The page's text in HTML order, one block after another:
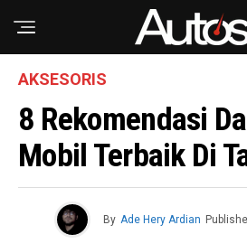
AKSESORIS
8 Rekomendasi
Mobil Terbaik Di
By Ade Hery Ardian